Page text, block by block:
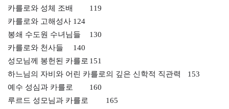
카를로와 성체 조배
119
카를로와 고해성사 124
봉쇄 수도원 수녀님들
130
카를로와 천사들
140
성모님께 봉헌된 카를로 151
하느님의 자비와 어린 카를로의 깊은 신학적 직관력
153
예수 성심과 카를로
160
루르드 성모님과 카를로
165